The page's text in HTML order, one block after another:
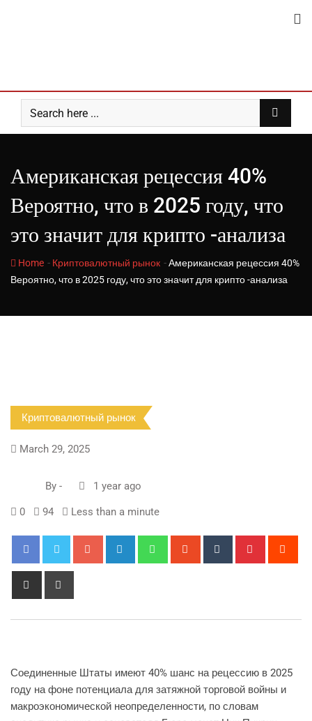
Американская рецессия 40%
Вероятно, что в 2025 году, что
это значит для крипто -анализа
Home - Криптовалютный рынок -Американская рецессия 40%
Вероятно, что в 2025 году, что это значит для крипто -анализа
Криптовалютный рынок
March 29, 2025
By - 1 year ago
0 94 Less than a minute
Google+ LinkedIn WhatsappStumbleUpon
Tumblr Pinterest
Share
Соединенные Штаты имеют 40% шанс на рецессию в 2025
году на фоне потенциала для затяжной торговой войны и
макроэкономической неопределенности, по словам